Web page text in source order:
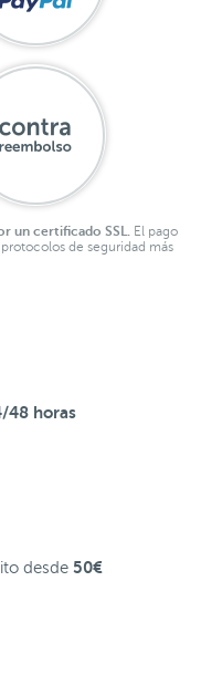
un certificado SSL.
El pago
de seguridad más
48 horas
desde 50€